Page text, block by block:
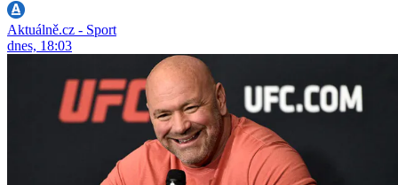
Aktuálně.cz - Sport
dnes, 18:03